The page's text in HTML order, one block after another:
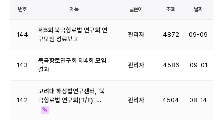
번호 제목 글쓴이 조회 날짜
144
제5회 북극항로법 연구회 연
구모임 성료보고
관리자 4872 09-09
143
북극항로연구회 제4회 모임
결과
관리자 4586 09-01
142
고려대 해상법연구센터, ‘북
극항로법 연구회(T/F)’ …
관리자 4504 08-14